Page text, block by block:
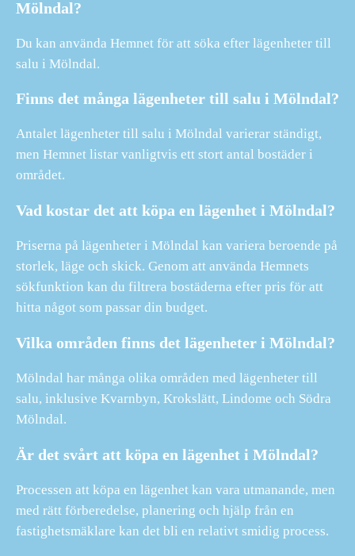
Mölndal?
Du kan använda Hemnet för att söka efter lägenheter till
salu i Mölndal.
Finns det många lägenheter till salu i Mölndal?
Antalet lägenheter till salu i Mölndal varierar ständigt,
men Hemnet listar vanligtvis ett stort antal bostäder i
området.
Vad kostar det att köpa en lägenhet i Mölndal?
Priserna på lägenheter i Mölndal kan variera beroende på
storlek, läge och skick. Genom att använda Hemnets
sökfunktion kan du filtrera bostäderna efter pris för att
hitta något som passar din budget.
Vilka områden finns det lägenheter i Mölndal?
Mölndal har många olika områden med lägenheter till
salu, inklusive Kvarnbyn, Krokslätt, Lindome och Södra
Mölndal.
Är det svårt att köpa en lägenhet i Mölndal?
Processen att köpa en lägenhet kan vara utmanande, men
med rätt förberedelse, planering och hjälp från en
fastighetsmäklare kan det bli en relativt smidig process.